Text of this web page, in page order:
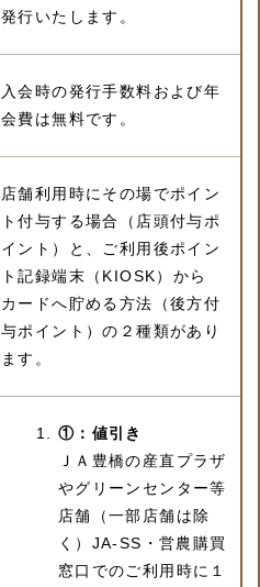
発行いたします。
入会時の発行手数料および年
会費は無料です。
店舗利用時にその場でポイン
ト付与する場合（店頭付与ポ
イント）と、ご利用後ポイン
ト記録端末（KIOSK）から
カードへ貯める方法（後方付
与ポイント）の２種類があり
ます。
①：値引き
ＪＡ豊橋の産直プラザ
やグリーンセンター等
店舗（一部店舗は除
く）JA-SS・営農購買
窓口でのご利用時に１